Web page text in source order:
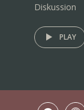
Diskussion
PLAY